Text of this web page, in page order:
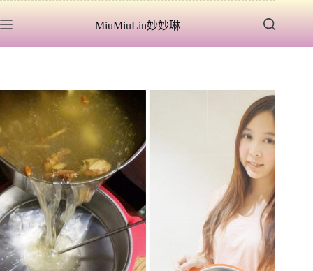
至
容
MiuMiuLin妙妙琳